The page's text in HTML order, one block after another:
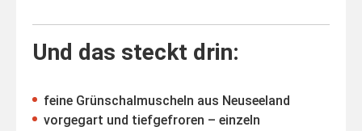
Und das steckt drin:
feine Grünschalmuscheln aus Neuseeland
vorgegart und tiefgefroren – einzeln